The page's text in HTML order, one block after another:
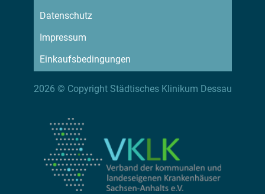
Datenschutz
Impressum
Einkaufsbedingungen
2026 © Copyright Städtisches Klinikum Dessau